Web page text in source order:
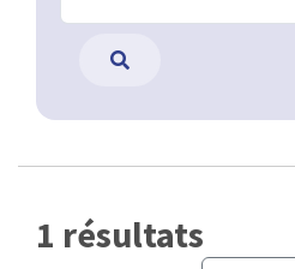
1 résultats